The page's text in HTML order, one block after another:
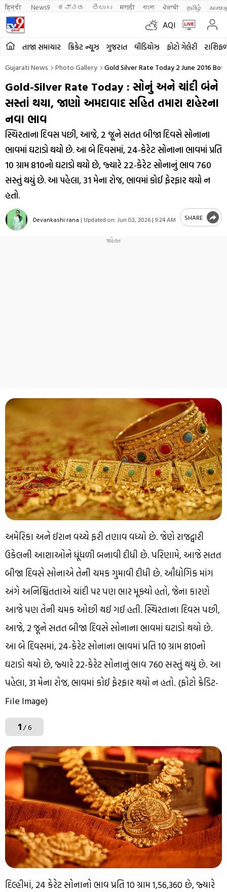
हिन्दी News9 ಕನ್ನಡ తెలుగు मराठी বাংলা ਪੰਜਾਬੀ தமிழ்
AQI
તાજા સમાચાર ક્રિકેટ ન્યૂઝ ગુજરાત વીડિયોઝ ફોટો ગેલેરી
Gujarati News Photo Gallery Gold Silver Rate Today 2 June 2016
Gold-Silver Rate Today : સોનું અને ચાંદી બંને
સસ્તાં થયા, જાણો અમદાવાદ સહિત તમારા શહેરના
નવા ભાવ
સ્થિરતાના દિવસ પછી, આજે, 2 જૂને સતત બીજા દિવસે સોનાના
ભાવમાં ઘટાડો થયો છે. આ બે દિવસમાં, 24-કેરેટ સોનાના ભાવમાં પ્રતિ
10 ગ્રામ ₹810નો ઘટાડો થયો છે, જ્યારે 22-કેરેટ સોનાનું ભાવ ₹760
સસ્તું થયું છે. આ પહેલા, 31 મેના રોજ, ભાવમાં કોઈ ફેરફાર થયો ન
હતો.
Devankashi rana | Updated on: Jun 02, 2026 | 9:24 AM SHARE
અમેરિકા અને ઈરાન વચ્ચે ફરી તણાવ વધ્યો છે. જેણે રાજદ્વારી
ઉકેલની આશાઓને ધૂંધળી બનાવી દીધી છે. પરિણામે, આજે સતત
બીજા દિવસે સોનાએ તેની ચમક ગુમાવી દીધી છે. ઔદ્યોગિક માંગ
અંગે અનિશ્ચિતતાએ ચાંદી પર પણ ભાર મૂક્યો હતો, જેના કારણે
આજે પણ તેની ચમક ઓછી થઈ ગઈ હતી. સ્થિરતાના દિવસ પછી,
આજે, 2 જૂને સતત બીજા દિવસે સોનાના ભાવમાં ઘટાડો થયો છે.
આ બે દિવસમાં, 24-કેરેટ સોનાના ભાવમાં પ્રતિ 10 ગ્રામ ₹810નો
ઘટાડો થયો છે, જ્યારે 22-કેરેટ સોનાનું ભાવ ₹760 સસ્તું થયું છે. આ
પહેલા, 31 મેના રોજ, ભાવમાં કોઈ ફેરફાર થયો ન હતો. (ફોટો ક્રેડિટ-
File Image)
1/ 6
દિલ્હીમાં, 24 કેરેટ સોનાનો ભાવ પ્રતિ 10 ગ્રામ ₹1,56,360 છે, જ્યારે